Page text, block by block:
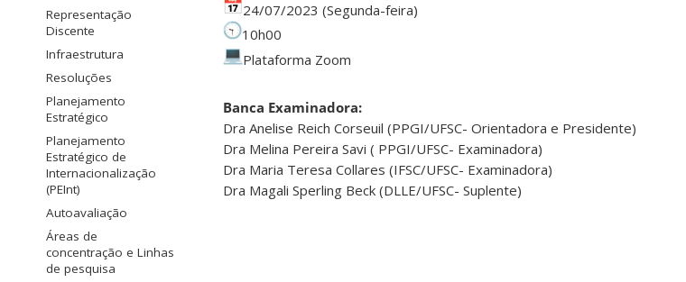
Representação
Discente
Infraestrutura
Resoluções
Planejamento
Estratégico
Planejamento
Estratégico de
Internacionalização
(PEInt)
Autoavaliação
Áreas de
concentração e Linhas
de pesquisa
24/07/2023 (Segunda-feira)
10h00
Plataforma Zoom
Banca Examinadora:
Dra Anelise Reich Corseuil (PPGI/UFSC- Orientadora e Presidente)
Dra Melina Pereira Savi ( PPGI/UFSC- Examinadora)
Dra Maria Teresa Collares (IFSC/UFSC- Examinadora)
Dra Magali Sperling Beck (DLLE/UFSC- Suplente)